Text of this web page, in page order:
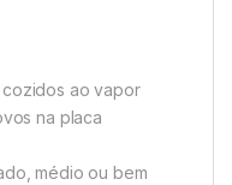
ao vapor
na placa
médio ou bem